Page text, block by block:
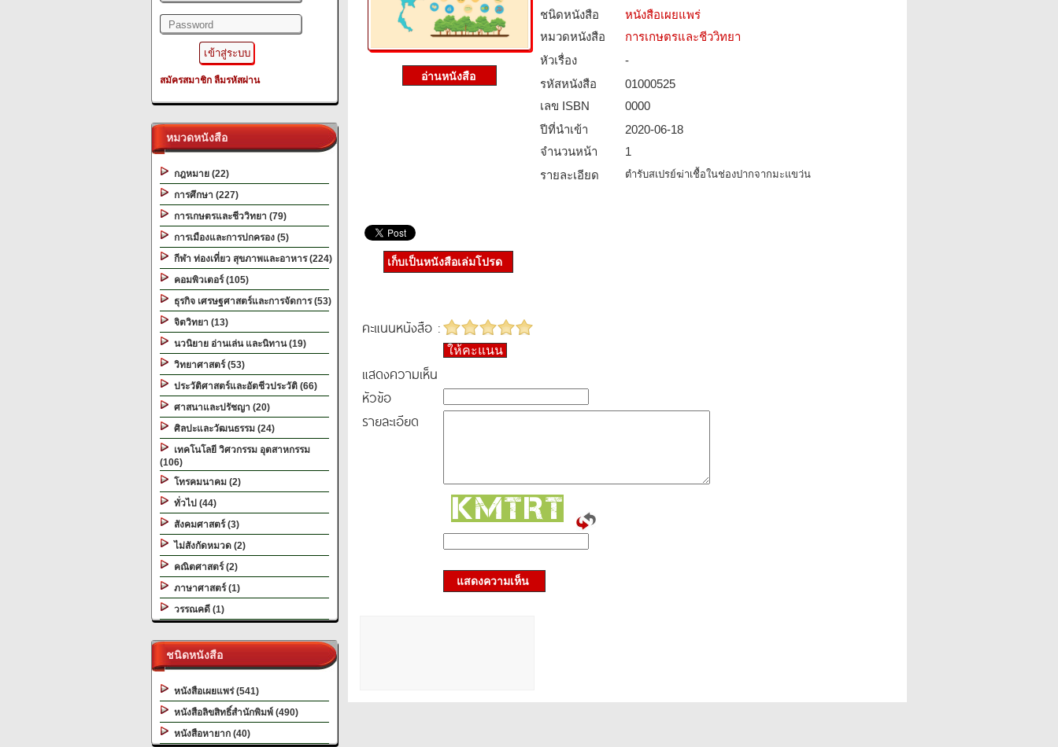
สมัครสมาชิก ลืมรหัสผ่าน
หมวดหนังสือ
กฎหมาย (22)
การศึกษา (227)
การเกษตรและชีววิทยา (79)
การเมืองและการปกครอง (5)
กีฬา ท่องเที่ยว สุขภาพและอาหาร (224)
คอมพิวเตอร์ (105)
ธุรกิจ เศรษฐศาสตร์และการจัดการ (53)
จิตวิทยา (13)
นวนิยาย อ่านเล่น และนิทาน (19)
วิทยาศาสตร์ (53)
ประวัติศาสตร์และอัตชีวประวัติ (66)
ศาสนาและปรัชญา (20)
ศิลปะและวัฒนธรรม (24)
เทคโนโลยี วิศวกรรม อุตสาหกรรม
(106)
โทรคมนาคม (2)
ทั่วไป (44)
สังคมศาสตร์ (3)
ไม่สังกัดหมวด (2)
คณิตศาสตร์ (2)
ภาษาศาสตร์ (1)
วรรณคดี (1)
ชนิดหนังสือ
หนังสือเผยแพร่ (541)
หนังสือลิขสิทธิ์สำนักพิมพ์ (490)
หนังสือหายาก (40)
ชนิดหนังสือ­
หนังสือเผยแพร่
หมวดหนังสือ­
การเกษตรและชีววิทยา
หัวเรื่อง
-
รหัสหนังสือ­
01000525
เลข ISBN
0000
ปีที่นำเข้า
2020-06-18
จำนวนหน้า
1
รายละเอียด
ตำรับสเปรย์ฆ่าเชื้อในช่องปากจากมะแขว่น
เก็บเป็นหนังสือเล่มโปรด
คะแนนหนังสือ :
ให้คะแนน
แสดงความเห็น
หัวข้อ
รายละเอียด
แสดงความเห็น